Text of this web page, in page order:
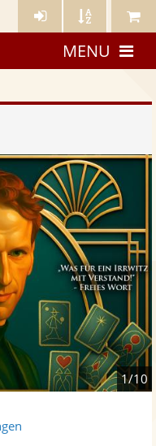
Künstler- Künstler Meine
MENU
1/10